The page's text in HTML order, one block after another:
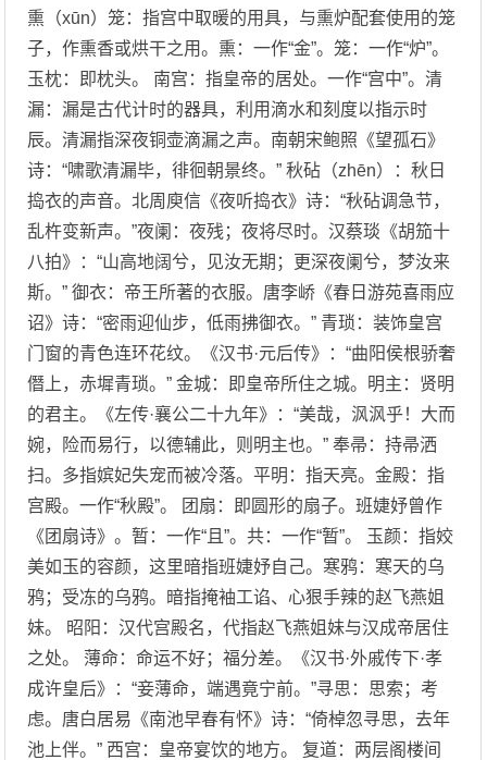
熏（xūn）笼：指宫中取暖的用具，与熏炉配套使用的笼
子，作熏香或烘干之用。熏：一作“金”。笼：一作“炉”。
玉枕：即枕头。 南宫：指皇帝的居处。一作“宫中”。清
漏：漏是古代计时的器具，利用滴水和刻度以指示时
辰。清漏指深夜铜壶滴漏之声。南朝宋鲍照《望孤石》
诗：“啸歌清漏毕，徘徊朝景终。” 秋砧（zhēn）：秋日
捣衣的声音。北周庾信《夜听捣衣》诗：“秋砧调急节，
乱杵变新声。”夜阑：夜残；夜将尽时。汉蔡琰《胡笳十
八拍》：“山高地阔兮，见汝无期；更深夜阑兮，梦汝来
斯。” 御衣：帝王所著的衣服。唐李峤《春日游苑喜雨应
诏》诗：“密雨迎仙步，低雨拂御衣。” 青琐：装饰皇宫
门窗的青色连环花纹。《汉书·元后传》：“曲阳侯根骄奢
僭上，赤墀青琐。” 金城：即皇帝所住之城。明主：贤明
的君主。《左传·襄公二十九年》：“美哉，沨沨乎！大而
婉，险而易行，以德辅此，则明主也。” 奉帚：持帚洒
扫。多指嫔妃失宠而被冷落。平明：指天亮。金殿：指
宫殿。一作“秋殿”。 团扇：即圆形的扇子。班婕妤曾作
《团扇诗》。暂：一作“且”。共：一作“暂”。 玉颜：指姣
美如玉的容颜，这里暗指班婕妤自己。寒鸦：寒天的乌
鸦；受冻的乌鸦。暗指掩袖工谄、心狠手辣的赵飞燕姐
妹。 昭阳：汉代宫殿名，代指赵飞燕姐妹与汉成帝居住
之处。 薄命：命运不好；福分差。《汉书·外戚传下·孝
成许皇后》：“妾薄命，端遇竟宁前。”寻思：思索；考
虑。唐白居易《南池早春有怀》诗：“倚棹忽寻思，去年
池上伴。” 西宫：皇帝宴饮的地方。 复道：两层阁楼间